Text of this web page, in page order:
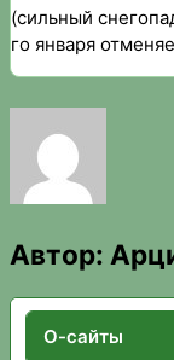
(сильный
го января
Автор:
О-сайты